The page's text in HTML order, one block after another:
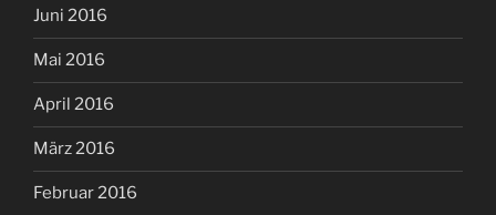
Juni 2016
Mai 2016
April 2016
März 2016
Februar 2016